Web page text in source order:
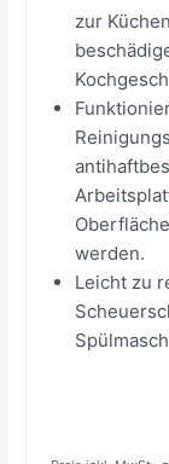
zur
werden.
Leicht zu